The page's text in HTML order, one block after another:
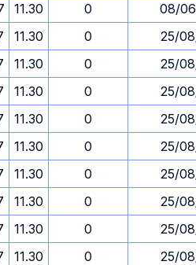
11.30 0
08/
11.30 0
25/
11.30 0
25/
11.30 0
25/
11.30 0
25/
11.30 0
25/
11.30 0
25/
11.30 0
25/
11.30 0
25/
11.30 0
25/